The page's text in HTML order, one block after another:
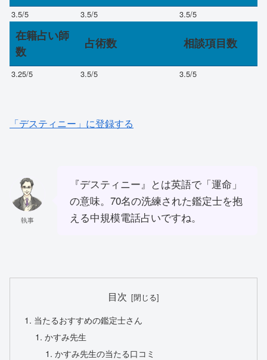
3.5/5 3.5/5 3.5/5
在籍占い師
数
占術数 相談項目数
3.25/5 3.5/5 3.5/5
「デスティニー」に登録する
執事
『デスティニー』とは英語で「運命」
の意味。70名の洗練された鑑定士を抱
える中規模電話占いですね。
目次
当たるおすすめの鑑定士さん
かすみ先生
かすみ先生の当たる口コミ